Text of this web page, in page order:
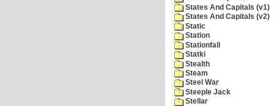
States And Capitals (v1)
States And Capitals (v2)
Static
Station
Stationfall
Statki
Stealth
Steam
Steel War
Steeple Jack
Stellar